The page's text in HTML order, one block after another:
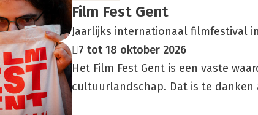
Film Fest Gent
Jaarlijks internationaal filmfestival
7 tot 18 oktober 2026
Het Film Fest Gent is een vaste
cultuurlandschap. Dat is te danken